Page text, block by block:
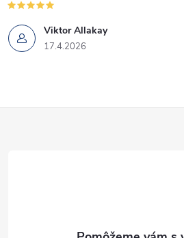
Viktor Allakay
17.4.2026